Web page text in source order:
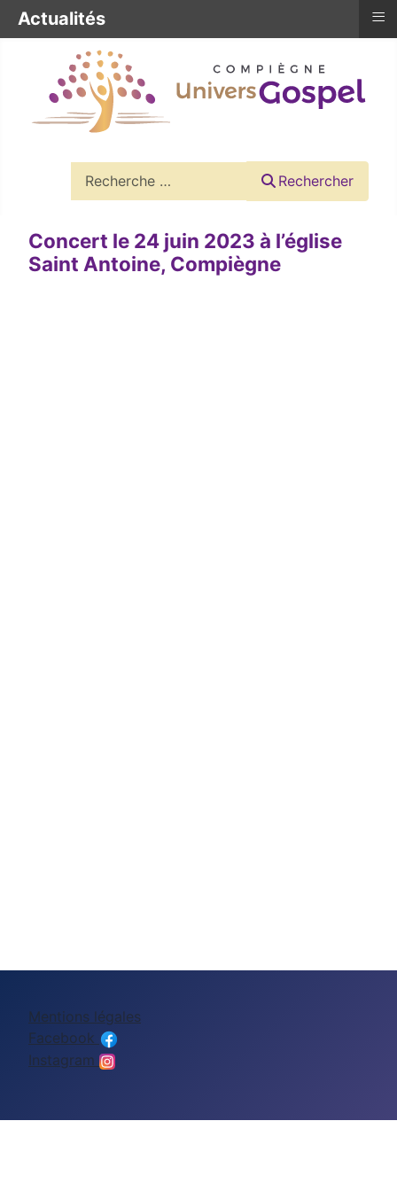
Rechercher
Concert le 24 juin 2023 à l’église
Saint Antoine, Compiègne
Mentions légales
Facebook
Instagram
Actualités ≡